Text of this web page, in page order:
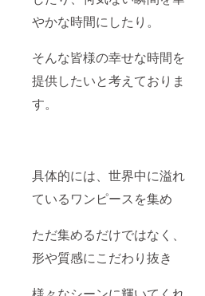
やかな時間にしたり。
そんな皆様の幸せな時間を
提供したいと考えておりま
す。
具体的には、世界中に溢れ
ているワンピースを集め
ただ集めるだけではなく、
形や質感にこだわり抜き